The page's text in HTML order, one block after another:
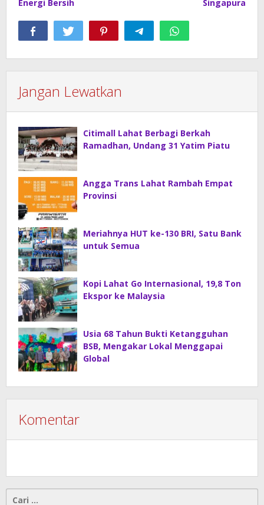
Energi Bersih Singapura
Jangan Lewatkan
Citimall Lahat Berbagi Berkah
Ramadhan, Undang 31 Yatim Piatu
Angga Trans Lahat Rambah Empat
Provinsi
Meriahnya HUT ke-130 BRI, Satu Bank
untuk Semua
Kopi Lahat Go Internasional, 19,8 Ton
Ekspor ke Malaysia
Usia 68 Tahun Bukti Ketangguhan
BSB, Mengakar Lokal Menggapai
Global
Komentar
Cari